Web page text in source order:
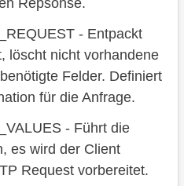
Repsonse.
- Entpackt
löscht nicht vorhandene
Felder. Definiert
für die Anfrage.
- Führt die
es wird der Client
Request vorbereitet.